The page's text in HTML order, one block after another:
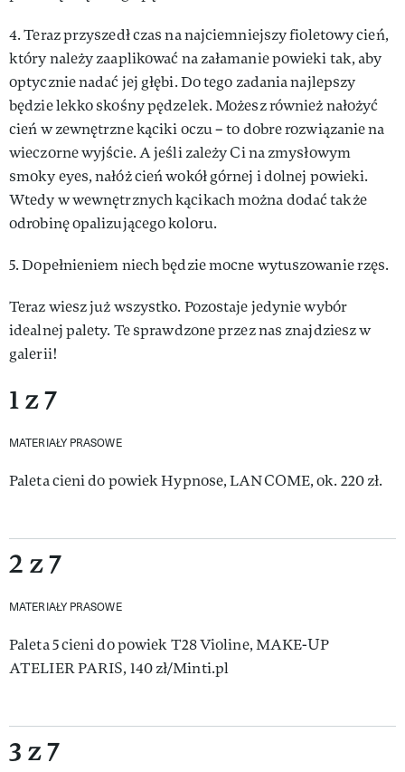
4. Teraz przyszedł czas na najciemniejszy fioletowy cień,
który należy zaaplikować na załamanie powieki tak, aby
optycznie nadać jej głębi. Do tego zadania najlepszy
będzie lekko skośny pędzelek. Możesz również nałożyć
cień w zewnętrzne kąciki oczu – to dobre rozwiązanie na
wieczorne wyjście. A jeśli zależy Ci na zmysłowym
smoky eyes, nałóż cień wokół górnej i dolnej powieki.
Wtedy w wewnętrznych kącikach można dodać także
odrobinę opalizującego koloru.
5. Dopełnieniem niech będzie mocne wytuszowanie rzęs.
Teraz wiesz już wszystko. Pozostaje jedynie wybór
idealnej palety. Te sprawdzone przez nas znajdziesz w
galerii!
1 z 7
MATERIAŁY PRASOWE
Paleta cieni do powiek Hypnose, LANCOME, ok. 220 zł.
2 z 7
MATERIAŁY PRASOWE
Paleta 5 cieni do powiek T28 Violine, MAKE-UP
ATELIER PARIS, 140 zł/Minti.pl
3 z 7